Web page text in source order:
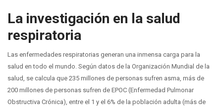
La investigación en la salud
respiratoria
Las enfermedades respiratorias generan una inmensa carga para la
salud en todo el mundo. Según datos de la Organización Mundial de la
salud, se calcula que 235 millones de personas sufren asma, más de
200 millones de personas sufren de EPOC (Enfermedad Pulmonar
Obstructiva Crónica), entre el 1 y el 6% de la población adulta (más de